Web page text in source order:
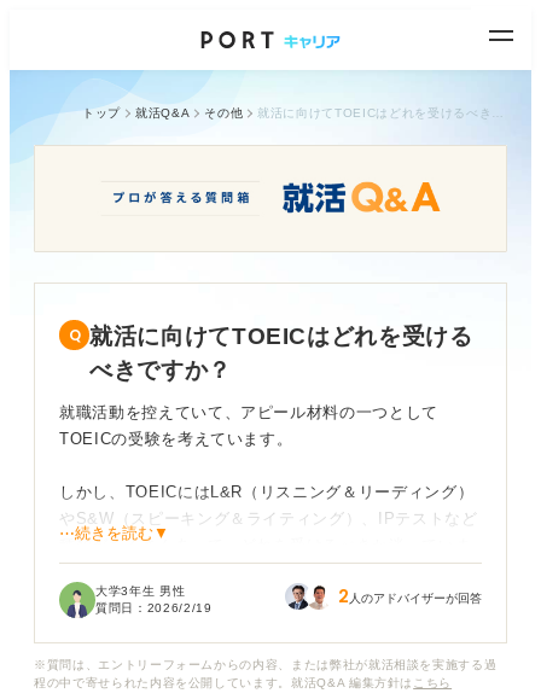
トップ 就活Q&A その他
就活に向けてTOEICはどれを受ける
べきですか？
就職活動を控えていて、アピール材料の一つとして
TOEICの受験を考えています。
しかし、TOEICにはL&R（リスニング＆リーディング）
やS&W（スピーキング＆ライティング）、IPテストなど
種類がたくさんあって、どれを受けるべきか迷っていま
⋯続きを読む▼
大学3年生 男性
質問日： 2026/2/19 2 人のアドバイザーが回答
※質問は、エントリーフォームからの内容、または弊社が就活相談を実施する過
程の中で寄せられた内容を公開しています。就活Q&A 編集方針は こちら